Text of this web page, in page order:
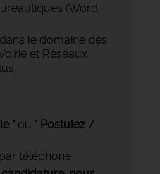
(Word,
le domaine des
et Réseaux
" ou " Postulez /
téléphone